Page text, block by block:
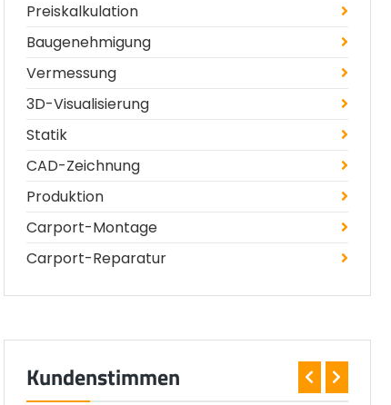
Preiskalkulation
Baugenehmigung
Vermessung
3D-Visualisierung
Statik
CAD-Zeichnung
Produktion
Carport-Montage
Carport-Reparatur
Kundenstimmen